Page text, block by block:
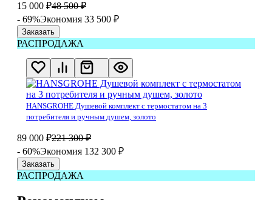
15 000 ₽48 500 ₽
- 69%Экономия 33 500 ₽
Заказать
РАСПРОДАЖА
HANSGROHE Душевой комплект с термостатом на 3
потребителя и ручным душем, золото
89 000 ₽221 300 ₽
- 60%Экономия 132 300 ₽
Заказать
РАСПРОДАЖА